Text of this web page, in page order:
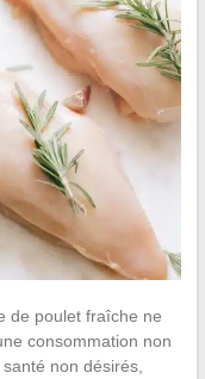
de poulet fraîche ne
consommation non
non désirés,